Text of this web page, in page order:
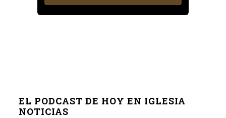
EL PODCAST DE HOY EN IGLESIA
NOTICIAS